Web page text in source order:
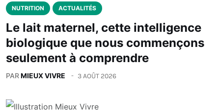
NUTRITION ACTUALITÉS
Le lait maternel, cette intelligence
biologique que nous commençons
seulement à comprendre
PARMIEUX VIVRE 3 AOÛT 2026